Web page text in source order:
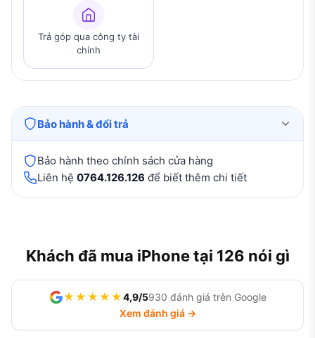
Trả góp qua công ty tài
chính
Bảo hành & đổi trả
Bảo hành theo chính sách cửa hàng
Liên hệ 0764.126.126 để biết thêm chi tiết
Khách đã mua iPhone tại 126 nói gì
★★★★★4,9/5930 đánh giá trên Google
Xem đánh giá →